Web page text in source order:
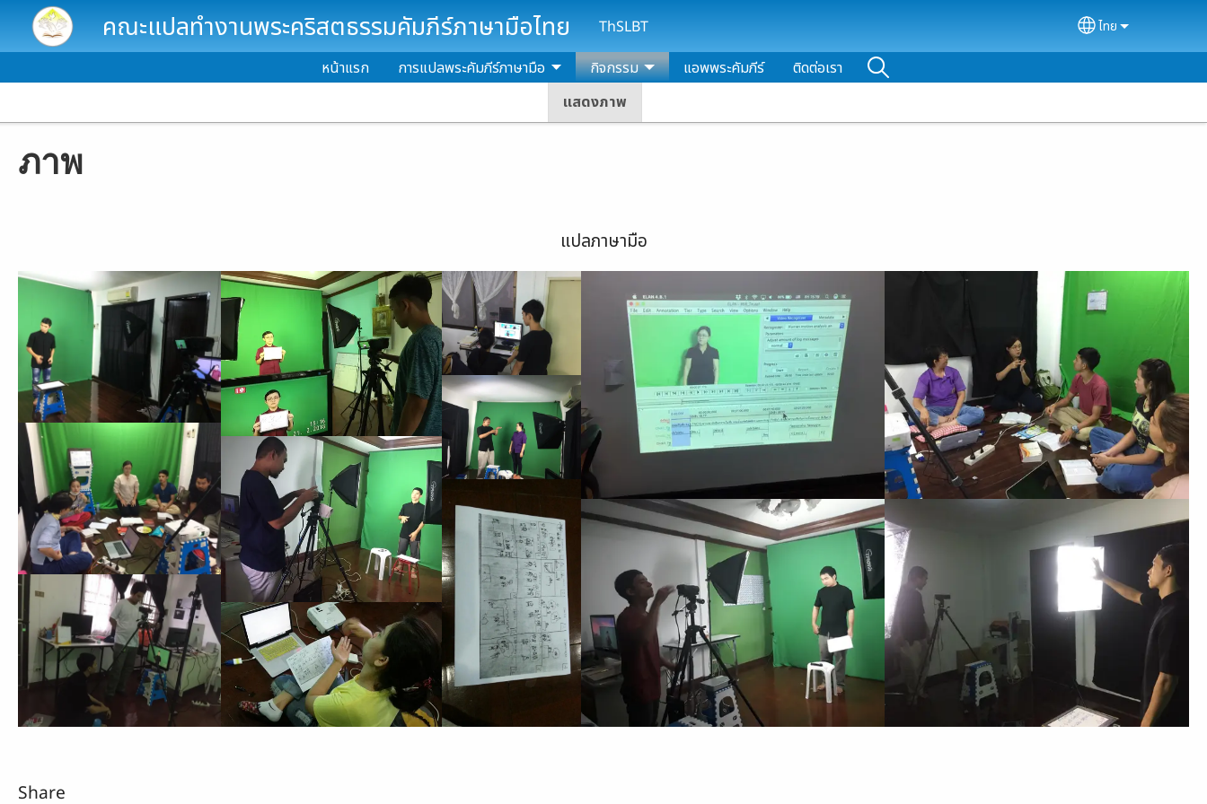
Skip to main contentคณะแปลทำงานพระคริสตธรรมคัมภีร์ภาษามือไทย ThSLBT Select your
ไทย
หน้าแรก การแปลพระคัมภีร์ภาษามือ กิจกรรม
แสดงภาพ
แอพพระคัมภีร์ ติดต่อเรา
ภาพ
แปลภาษามือ
Share